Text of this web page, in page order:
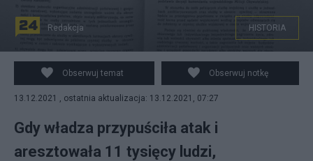
Fot. Domena Publiczna
Redakcja HISTORIA
Obserwuj temat Obserwuj notkę
13.12.2021 , ostatnia aktualizacja: 13.12.2021, 07:27
Gdy władza przypuściła atak i
aresztowała 11 tysięcy ludzi,